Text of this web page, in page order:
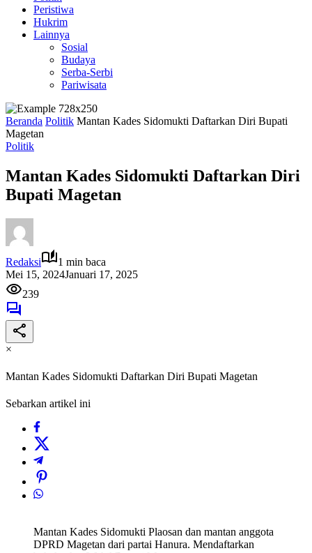
Peristiwa
Hukrim
Lainnya
Sosial
Budaya
Serba-Serbi
Pariwisata
Beranda Politik Mantan Kades Sidomukti Daftarkan Diri Bupati
Magetan
Politik
Mantan Kades Sidomukti Daftarkan Diri
Bupati Magetan
Redaksi
1 min baca
Mei 15, 2024Januari 17, 2025
239
×
Mantan Kades Sidomukti Daftarkan Diri Bupati Magetan
Sebarkan artikel ini
Mantan Kades Sidomukti Plaosan dan mantan anggota
DPRD Magetan dari partai Hanura. Mendaftarkan